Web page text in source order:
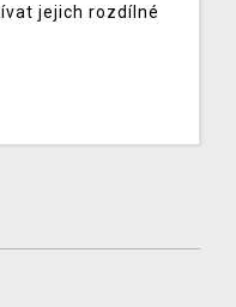
jejich rozdílné